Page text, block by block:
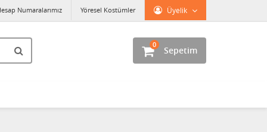
Üyelik
Numaralarımız Yöresel Kostümler
Sepetim
0